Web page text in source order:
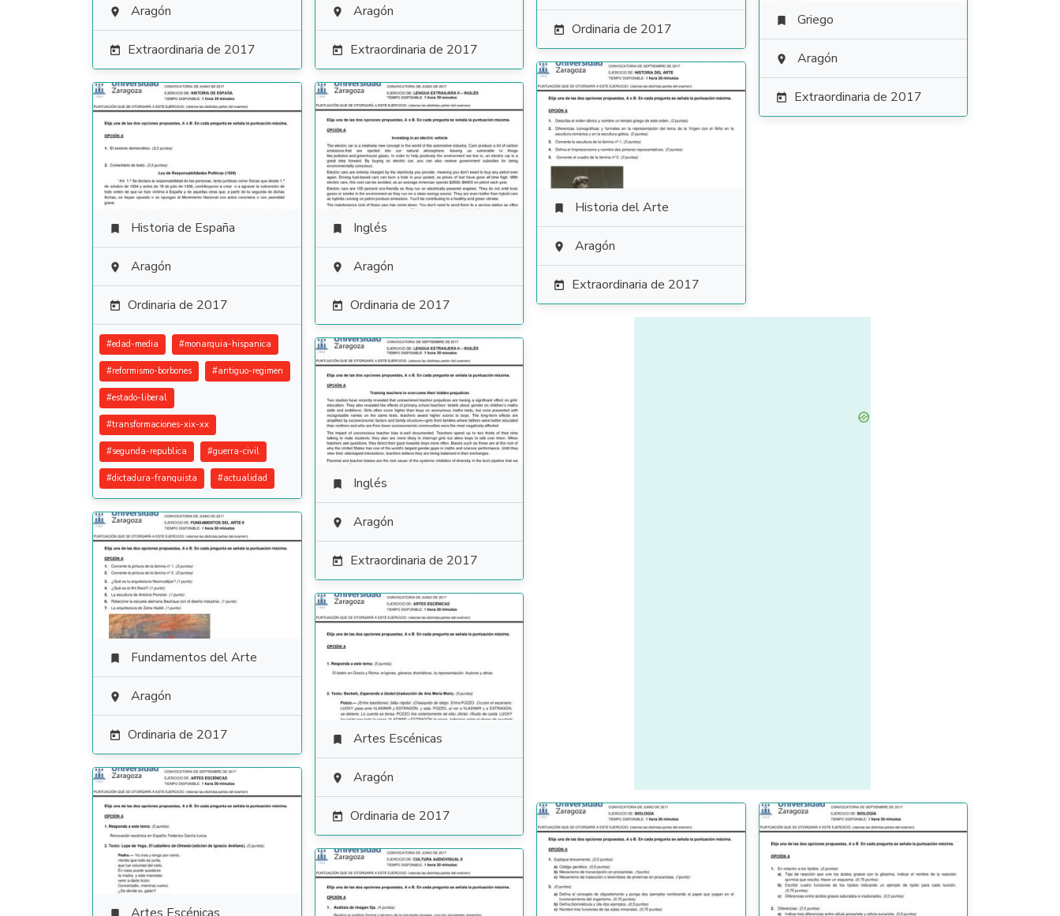
 Ordinaria de 2017
 Aragón
 Extraordinaria de 2017
 Aragón
 Extraordinaria de 2017
 Griego
 Aragón
 Extraordinaria de 2017
 Historia del Arte
 Aragón
 Extraordinaria de 2017
 Historia de España
 Aragón
 Ordinaria de 2017
#edad-media #monarquia-hispanica
#reformismo-borbones #antiguo-regimen
#estado-liberal
#transformaciones-xix-xx
#segunda-republica #guerra-civil
#dictadura-franquista #actualidad
 Inglés
 Aragón
 Ordinaria de 2017
 Inglés
 Aragón
 Extraordinaria de 2017
 Fundamentos del Arte
 Aragón
 Ordinaria de 2017  Artes Escénicas
 Aragón
 Ordinaria de 2017